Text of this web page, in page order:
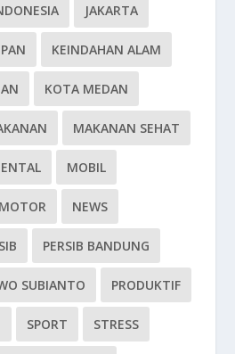
JAKARTA
KEINDAHAN ALAM
KOTA MEDAN
MAKANAN SEHAT
MOBIL
MOTOR NEWS
PERSIB BANDUNG
SUBIANTO PRODUKTIF
SPORT STRESS